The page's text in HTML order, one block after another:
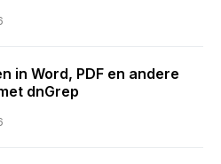
in Word, PDF en andere
dnGrep